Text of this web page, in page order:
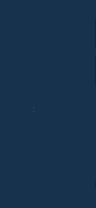
1